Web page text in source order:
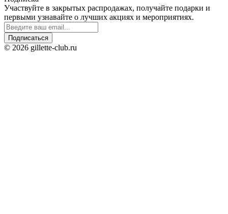
Участвуйте в закрытых распродажах, получайте подарки и
первыми узнавайте о лучших акциях и мероприятиях.
Подписаться
© 2026 gillette-club.ru